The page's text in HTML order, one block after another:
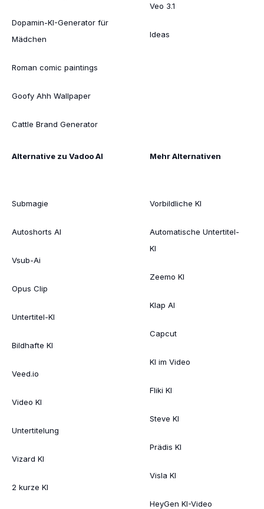
Dopamin-KI-Generator für
Mädchen
Roman comic paintings
Goofy Ahh Wallpaper
Cattle Brand Generator
Veo 3.1
Ideas
Alternative zu Vadoo AI
Submagie
Autoshorts AI
Vsub-Ai
Opus Clip
Untertitel-KI
Bildhafte KI
Veed.io
Video KI
Untertitelung
Vizard KI
2 kurze KI
Mehr Alternativen
Vorbildliche KI
Automatische Untertitel-
KI
Zeemo KI
Klap AI
Capcut
KI im Video
Fliki KI
Steve KI
Prädis KI
Visla KI
HeyGen KI-Video